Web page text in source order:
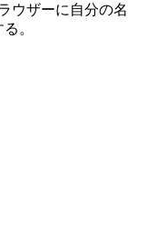
ウザーに自分の名
。